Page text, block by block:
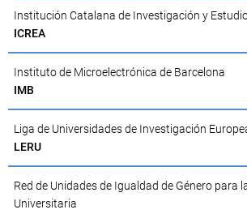
Institución Catalana de Investigación y
ICREA
Instituto de Microelectrónica de Barcelona
IMB
Liga de Universidades de Investigación
LERU
Red de Unidades de Igualdad de Género para
Universitaria